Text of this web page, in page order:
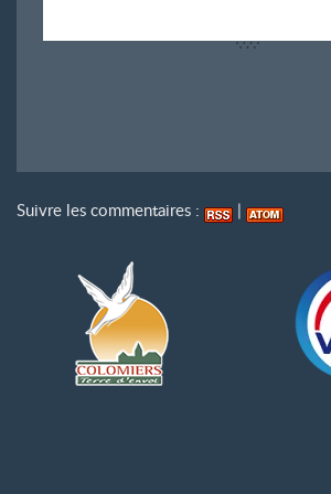
Suivre les commentaires : |